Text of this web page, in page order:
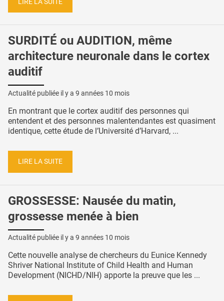
SURDITÉ ou AUDITION, même
architecture neuronale dans le cortex
auditif
Actualité publiée il y a 9 années 10 mois
En montrant que le cortex auditif des personnes qui
entendent et des personnes malentendantes est quasiment
identique, cette étude de l’Université d’Harvard, ...
LIRE LA SUITE
GROSSESSE: Nausée du matin,
grossesse menée à bien
Actualité publiée il y a 9 années 10 mois
Cette nouvelle analyse de chercheurs du Eunice Kennedy
Shriver National Institute of Child Health and Human
Development (NICHD/NIH) apporte la preuve que les ...